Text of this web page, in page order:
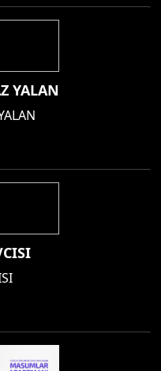
YALAN